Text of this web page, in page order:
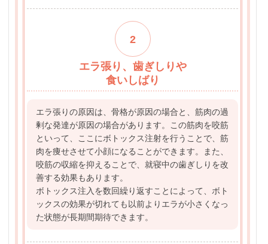
2
エラ張り、歯ぎしりや
食いしばり
エラ張りの原因は、骨格が原因の場合と、筋肉の過
剰な発達が原因の場合があります。この筋肉を咬筋
といって、ここにボトックス注射を行うことで、筋
肉を痩せさせて小顔になることができます。また、
咬筋の収縮を抑えることで、就寝中の歯ぎしりを改
善する効果もあります。
ボトックス注入を数回繰り返すことによって、ボト
ックスの効果が切れても以前よりエラが小さくなっ
た状態が長期間期待できます。